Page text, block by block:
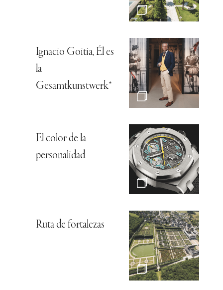
Ignacio Goitia, Él es
la
Gesamtkunstwerk*
El color de la
personalidad
Ruta de fortalezas